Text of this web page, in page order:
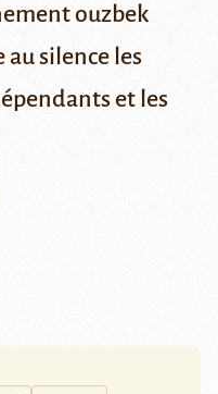
ouzbek
silence les
et les